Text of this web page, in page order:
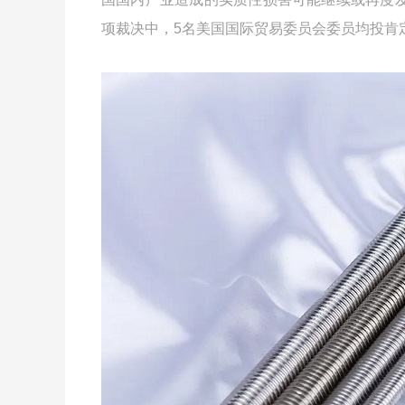
项裁决中，5名美国国际贸易委员会委员均投肯